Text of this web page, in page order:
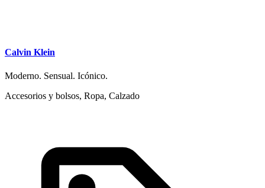
Calvin Klein
Moderno. Sensual. Icónico.
Accesorios y bolsos, Ropa, Calzado